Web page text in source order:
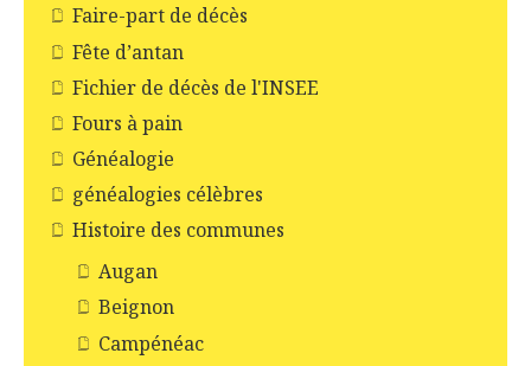
Faire-part de décès
Fête d’antan
Fichier de décès de l'INSEE
Fours à pain
Généalogie
généalogies célèbres
Histoire des communes
Augan
Beignon
Campénéac